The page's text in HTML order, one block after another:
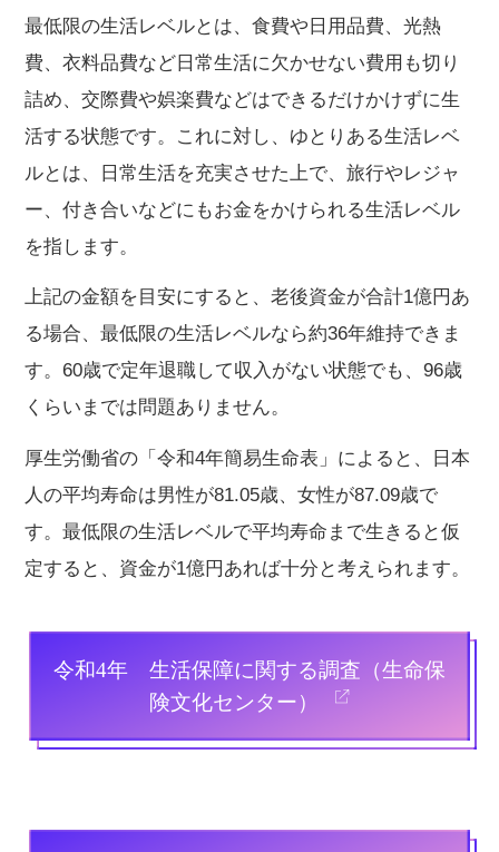
最低限の生活レベルとは、食費や日用品費、光熱
費、衣料品費など日常生活に欠かせない費用も切り
詰め、交際費や娯楽費などはできるだけかけずに生
活する状態です。これに対し、ゆとりある生活レベ
ルとは、日常生活を充実させた上で、旅行やレジャ
ー、付き合いなどにもお金をかけられる生活レベル
を指します。
上記の金額を目安にすると、老後資金が合計1億円あ
る場合、最低限の生活レベルなら約36年維持できま
す。60歳で定年退職して収入がない状態でも、96歳
くらいまでは問題ありません。
厚生労働省の「令和4年簡易生命表」によると、日本
人の平均寿命は男性が81.05歳、女性が87.09歳で
す。最低限の生活レベルで平均寿命まで生きると仮
定すると、資金が1億円あれば十分と考えられます。
令和4年 生活保障に関する調査（生命保
険文化センター）